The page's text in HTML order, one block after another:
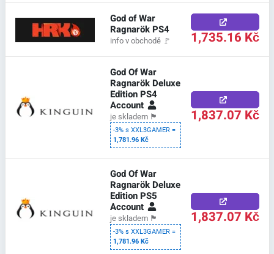
God of War
Ragnarök PS4
info v obchodě 🚩 1,735.16 Kč
God Of War
Ragnarök Deluxe
Edition PS4
Account
je skladem 🏴
-3% s XXL3GAMER =
1,781.96 Kč
1,837.07 Kč
God Of War
Ragnarök Deluxe
Edition PS5
Account
je skladem 🏴
-3% s XXL3GAMER =
1,781.96 Kč
1,837.07 Kč